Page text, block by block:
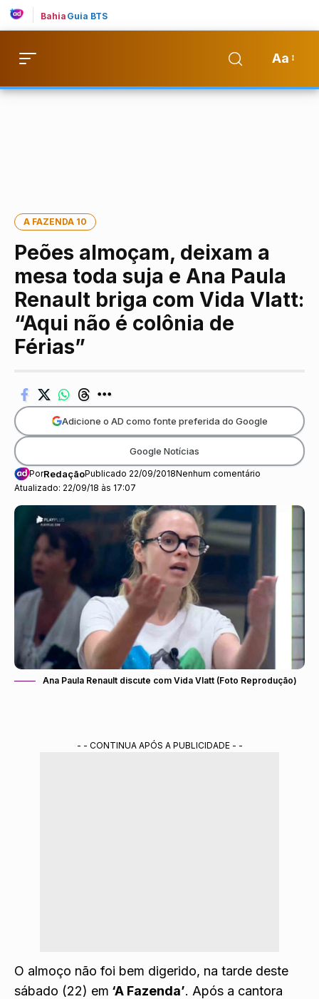
Bahia Guia BTS
Aa
A FAZENDA 10
Peões almoçam, deixam a
mesa toda suja e Ana Paula
Renault briga com Vida Vlatt:
“Aqui não é colônia de
Férias”
Atualizado: 22/09/18 às 17:07
PorRedaçãoPublicado 22/09/2018Nenhum comentário
Adicione o AD como fonte preferida do Google
Google Notícias
Ana Paula Renault discute com Vida Vlatt (Foto Reprodução)
- - CONTINUA APÓS A PUBLICIDADE - -
O almoço não foi bem digerido, na tarde deste
sábado (22) em ‘A Fazenda’. Após a cantora